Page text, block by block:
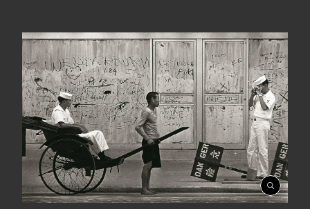
開
啟